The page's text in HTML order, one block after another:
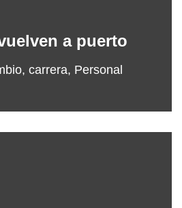
a puerto
, carrera, Personal